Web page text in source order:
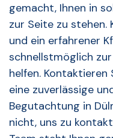
gemacht, Ihnen in
zur Seite zu stehen.
und ein erfahrener
schnellstmöglich
helfen. Kontaktieren
eine zuverlässige
Begutachtung in
nicht, uns zu